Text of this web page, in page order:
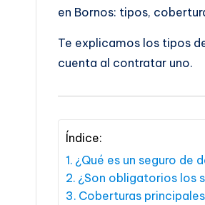
en Bornos: tipos,
Te explicamos los tipos
cuenta al contratar uno.
Índice:
¿Qué es un seguro de
¿Son obligatorios los
Coberturas